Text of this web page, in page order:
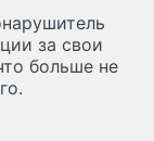
за свои
больше не